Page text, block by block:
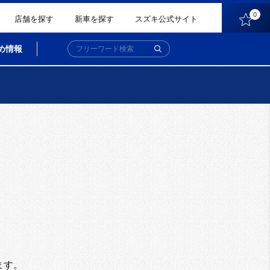
店舗を探す 新車を探す スズキ公式サイト 0
情報
す。